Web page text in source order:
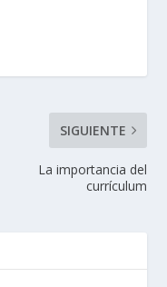
SIGUIENTE
La importancia del
currículum